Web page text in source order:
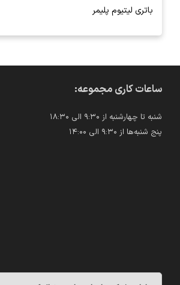
باتری لیتیوم پلیمر
ساعات کاری مجموعه:
شنبه تا چهارشنبه از ۹:۳۰ الی ۱۸:۳۰
پنج شنبه‌ها از ۹:۳۰ الی ۱۴:۰۰